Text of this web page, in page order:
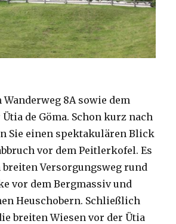
Wanderweg 8A sowie dem
de Göma. Schon kurz nach
Sie einen spektakulären Blick
vor dem Peitlerkofel. Es
breiten Versorgungsweg rund
vor dem Bergmassiv und
Heuschobern. Schließlich
breiten Wiesen vor der Ütia